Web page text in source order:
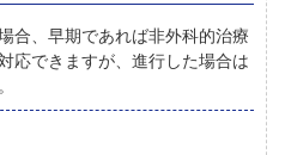
合、早期であれば非外科的治療
応できますが、進行した場合は